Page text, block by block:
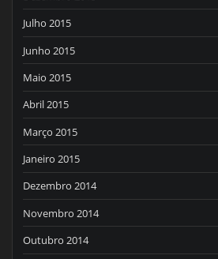
Julho 2015
Junho 2015
Maio 2015
Abril 2015
Março 2015
Janeiro 2015
Dezembro 2014
Novembro 2014
Outubro 2014